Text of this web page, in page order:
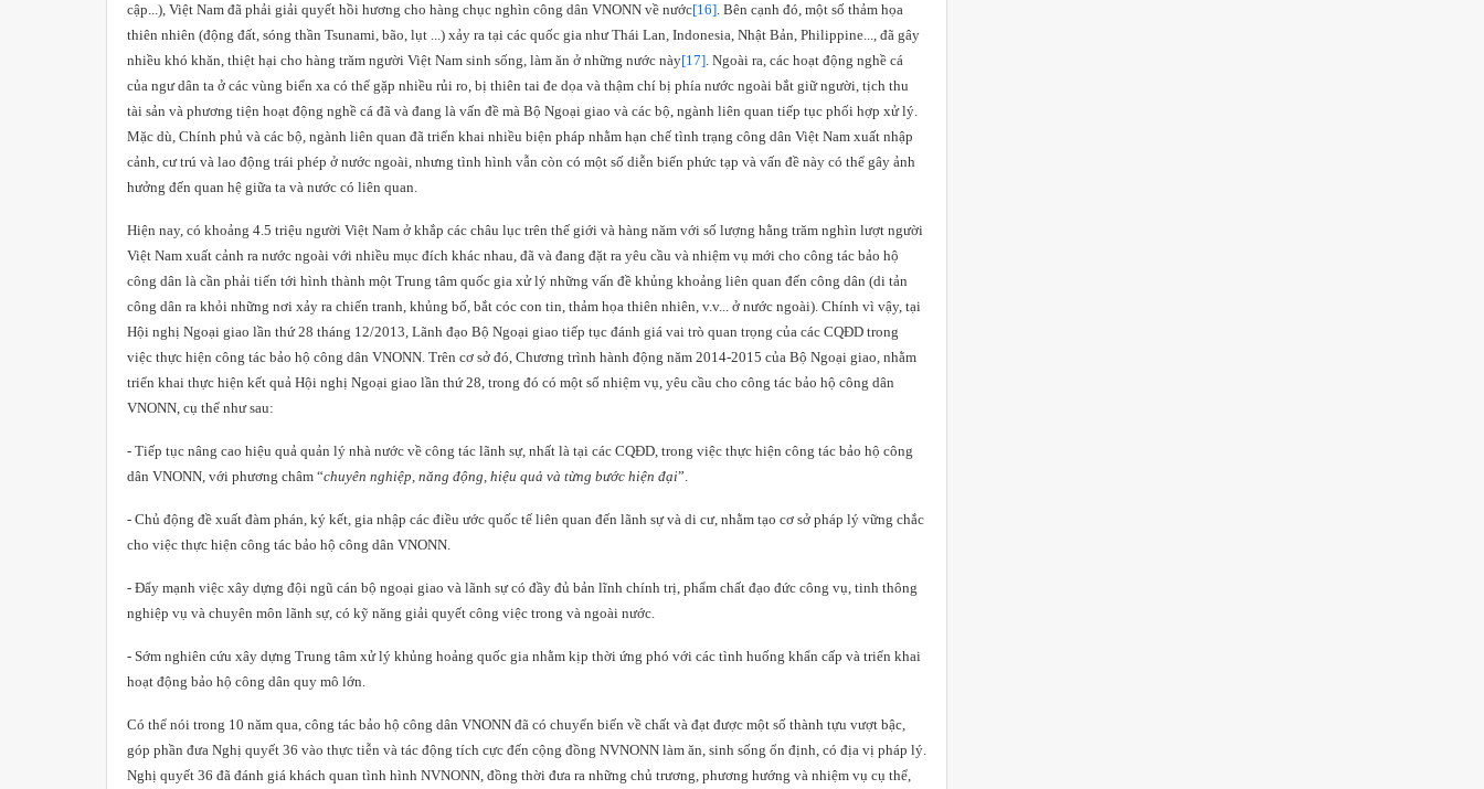
cập...), Việt Nam đã phải giải quyết hồi hương cho hàng chục nghìn công dân VNONN về nước[16]. Bên cạnh đó, một số thảm họa
thiên nhiên (động đất, sóng thần Tsunami, bão, lụt ...) xảy ra tại các quốc gia như Thái Lan, Indonesia, Nhật Bản, Philippine..., đã gây
nhiều khó khăn, thiệt hại cho hàng trăm người Việt Nam sinh sống, làm ăn ở những nước này[17]. Ngoài ra, các hoạt động nghề cá
của ngư dân ta ở các vùng biển xa có thể gặp nhiều rủi ro, bị thiên tai đe dọa và thậm chí bị phía nước ngoài bắt giữ người, tịch thu
tài sản và phương tiện hoạt động nghề cá đã và đang là vấn đề mà Bộ Ngoại giao và các bộ, ngành liên quan tiếp tục phối hợp xử lý.
Mặc dù, Chính phủ và các bộ, ngành liên quan đã triển khai nhiều biện pháp nhằm hạn chế tình trạng công dân Việt Nam xuất nhập
cảnh, cư trú và lao động trái phép ở nước ngoài, nhưng tình hình vẫn còn có một số diễn biến phức tạp và vấn đề này có thể gây ảnh
hưởng đến quan hệ giữa ta và nước có liên quan.
Hiện nay, có khoảng 4.5 triệu người Việt Nam ở khắp các châu lục trên thế giới và hàng năm với số lượng hằng trăm nghìn lượt người
Việt Nam xuất cảnh ra nước ngoài với nhiều mục đích khác nhau, đã và đang đặt ra yêu cầu và nhiệm vụ mới cho công tác bảo hộ
công dân là cần phải tiến tới hình thành một Trung tâm quốc gia xử lý những vấn đề khủng khoảng liên quan đến công dân (di tản
công dân ra khỏi những nơi xảy ra chiến tranh, khủng bố, bắt cóc con tin, thảm họa thiên nhiên, v.v... ở nước ngoài). Chính vì vậy, tại
Hội nghị Ngoại giao lần thứ 28 tháng 12/2013, Lãnh đạo Bộ Ngoại giao tiếp tục đánh giá vai trò quan trọng của các CQĐD trong
việc thực hiện công tác bảo hộ công dân VNONN. Trên cơ sở đó, Chương trình hành động năm 2014-2015 của Bộ Ngoại giao, nhằm
triển khai thực hiện kết quả Hội nghị Ngoại giao lần thứ 28, trong đó có một số nhiệm vụ, yêu cầu cho công tác bảo hộ công dân
VNONN, cụ thể như sau:
- Tiếp tục nâng cao hiệu quả quản lý nhà nước về công tác lãnh sự, nhất là tại các CQĐD, trong việc thực hiện công tác bảo hộ công
dân VNONN, với phương châm “chuyên nghiệp, năng động, hiệu quả và từng bước hiện đại”.
- Chủ động đề xuất đàm phán, ký kết, gia nhập các điều ước quốc tế liên quan đến lãnh sự và di cư, nhằm tạo cơ sở pháp lý vững chắc
cho việc thực hiện công tác bảo hộ công dân VNONN.
- Đẩy mạnh việc xây dựng đội ngũ cán bộ ngoại giao và lãnh sự có đầy đủ bản lĩnh chính trị, phẩm chất đạo đức công vụ, tinh thông
nghiệp vụ và chuyên môn lãnh sự, có kỹ năng giải quyết công việc trong và ngoài nước.
- Sớm nghiên cứu xây dựng Trung tâm xử lý khủng hoảng quốc gia nhằm kịp thời ứng phó với các tình huống khẩn cấp và triển khai
hoạt động bảo hộ công dân quy mô lớn.
Có thể nói trong 10 năm qua, công tác bảo hộ công dân VNONN đã có chuyển biến về chất và đạt được một số thành tựu vượt bậc,
góp phần đưa Nghị quyết 36 vào thực tiễn và tác động tích cực đến cộng đồng NVNONN làm ăn, sinh sống ổn định, có địa vị pháp lý.
Nghị quyết 36 đã đánh giá khách quan tình hình NVNONN, đồng thời đưa ra những chủ trương, phương hướng và nhiệm vụ cụ thể,